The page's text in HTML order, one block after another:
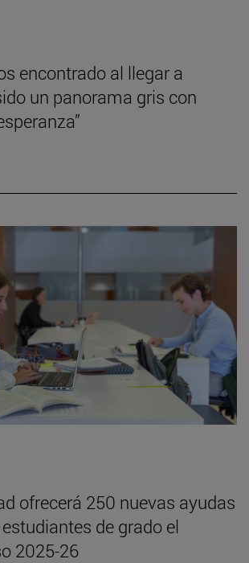
encontrado al llegar a
un panorama gris con
ofrecerá 250 nuevas ayudas
de grado el
2025-26